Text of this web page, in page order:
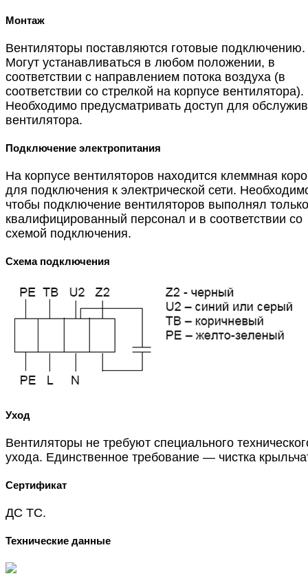
Монтаж
Вентиляторы поставляются готовые подключению.
Могут устанавливаться в любом положении, в
соответствии с направлением потока воздуха (в
соответствии со стрелкой на корпусе вентилятора).
Необходимо предусматривать доступ для
вентилятора.
Подключение электропитания
На корпусе вентиляторов находится клеммная
для подключения к электрической сети.
чтобы подключение вентиляторов выполнял только
квалифицированный персонал и в соответствии со
схемой подключения.
Схема подключения
Уход
Вентиляторы не требуют специального
ухода. Единственное требование — чистка
Сертификат
ДС ТС.
Технические данные